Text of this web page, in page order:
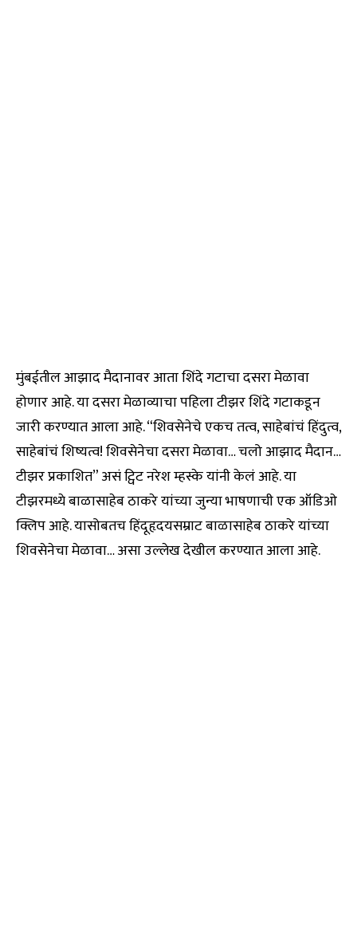
मुंबईतील आझाद मैदानावर आता शिंदे गटाचा दसरा मेळावा
होणार आहे. या दसरा मेळाव्याचा पहिला टीझर शिंदे गटाकडून
जारी करण्यात आला आहे. “शिवसेनेचे एकच तत्व, साहेबांचं हिंदुत्व,
साहेबांचं शिष्यत्व! शिवसेनेचा दसरा मेळावा… चलो आझाद मैदान…
टीझर प्रकाशित” असं ट्विट नरेश म्हस्के यांनी केलं आहे. या
टीझरमध्ये बाळासाहेब ठाकरे यांच्या जुन्या भाषणाची एक ऑडिओ
क्लिप आहे. यासोबतच हिंदूहृदयसम्राट बाळासाहेब ठाकरे यांच्या
शिवसेनेचा मेळावा… असा उल्लेख देखील करण्यात आला आहे.